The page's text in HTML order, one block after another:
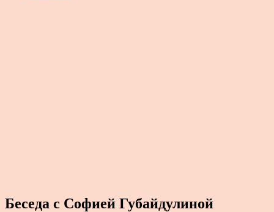
Беседа с Софией Губайдулиной